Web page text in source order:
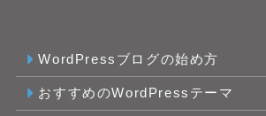
WordPressブログの始め方
おすすめのWordPressテーマ